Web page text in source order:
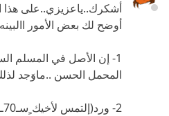
أشكرك..ياعزيزي..على هذا
أوضح لك بعض الأمور االبينه
1- إن الأصل في المسلم
المحمل الحسن ..ماوَجد